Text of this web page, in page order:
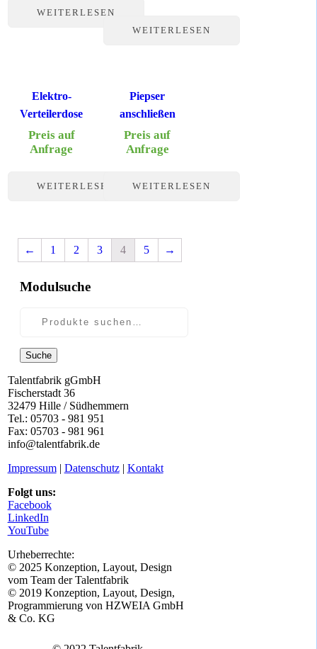
WEITERLESEN
WEITERLESEN
Elektro-
Verteilerdose
Preis auf
Anfrage
WEITERLESEN
Piepser
anschließen
Preis auf
Anfrage
WEITERLESEN
← 1 2 3 4 5 →
Modulsuche
Suche
Talentfabrik gGmbH
Fischerstadt 36
32479 Hille / Südhemmern
Tel.: 05703 - 981 951
Fax: 05703 - 981 961
info@talentfabrik.de
Impressum| Datenschutz| Kontakt
Folgt uns:
Facebook
LinkedIn
YouTube
Urheberrechte:
© 2025 Konzeption, Layout, Design
vom Team der Talentfabrik
© 2019 Konzeption, Layout, Design,
Programmierung von HZWEIA GmbH
& Co. KG